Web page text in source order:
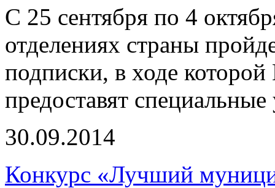
С 25 сентября по 4
отделениях страны
подписки, в ходе которой
предоставят специальные
30.09.2014
Конкурс «Лучший